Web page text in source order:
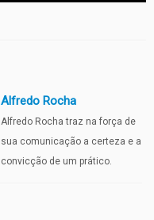
Alfredo Rocha
Alfredo Rocha traz na força de
sua comunicação a certeza e a
convicção de um prático.